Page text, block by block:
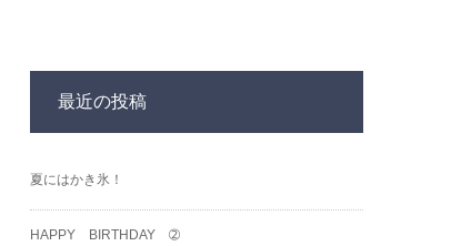
最近の投稿
夏にはかき氷！
HAPPY BIRTHDAY ➁